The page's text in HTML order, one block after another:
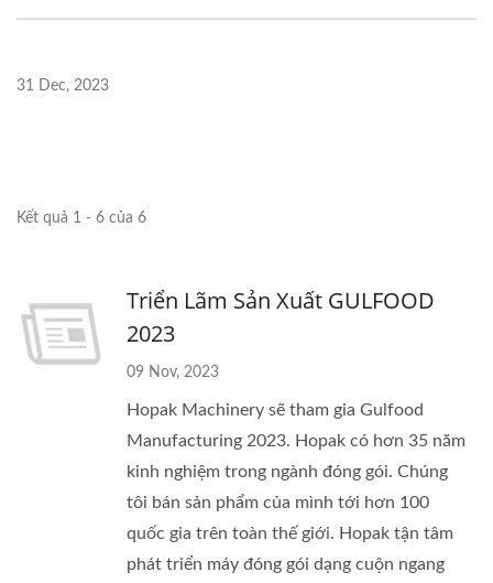
31 Dec, 2023
Kết quả 1 - 6 của 6
Triển Lãm Sản Xuất GULFOOD
2023
09 Nov, 2023
Hopak Machinery sẽ tham gia Gulfood
Manufacturing 2023. Hopak có hơn 35 năm
kinh nghiệm trong ngành đóng gói. Chúng
tôi bán sản phẩm của mình tới hơn 100
quốc gia trên toàn thế giới. Hopak tận tâm
phát triển máy đóng gói dạng cuộn ngang